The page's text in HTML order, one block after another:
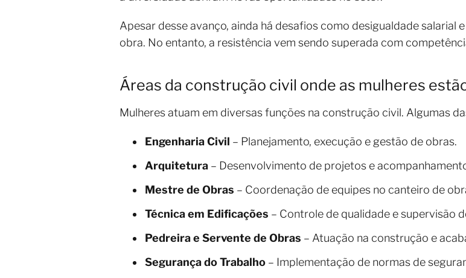
Apesar desse avanço, ainda há desafios como desigualdade
obra. No entanto, a resistência vem sendo superada com
Áreas da construção civil onde as mulheres
Mulheres atuam em diversas funções na construção civil. Algumas
Engenharia Civil – Planejamento, execução e gestão de obras.
Arquitetura – Desenvolvimento de projetos e
Mestre de Obras – Coordenação de equipes no canteiro de
Técnica em Edificações – Controle de qualidade e supervisão
Pedreira e Servente de Obras – Atuação na construção e
Segurança do Trabalho – Implementação de normas de